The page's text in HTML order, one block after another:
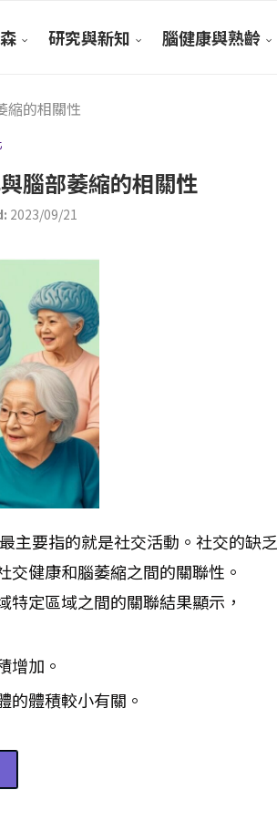
研究與新知 腦健康與熟齡
縮的相關性
腦部萎縮的相關性
2023/09/21
主要指的就是社交活動。社交的缺乏
健康和腦萎縮之間的關聯性。
定區域之間的關聯結果顯示，
增加。
的體積較小有關。